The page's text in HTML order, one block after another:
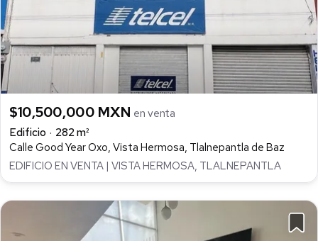
$10,500,000 MXN en venta
Edificio
282 m²
Calle Good Year Oxo, Vista Hermosa, Tlalnepantla de Baz
EDIFICIO EN VENTA | VISTA HERMOSA, TLALNEPANTLA